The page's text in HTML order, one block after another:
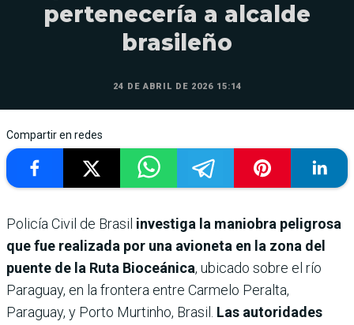
pertenecería a alcalde
brasileño
24 DE ABRIL DE 2026 15:14
Compartir en redes
Policía Civil de Brasil investiga la maniobra peligrosa
que fue realizada por una avioneta en la zona del
puente de la Ruta Bioceánica, ubicado sobre el río
Paraguay, en la frontera entre Carmelo Peralta,
Paraguay, y Porto Murtinho, Brasil. Las autoridades